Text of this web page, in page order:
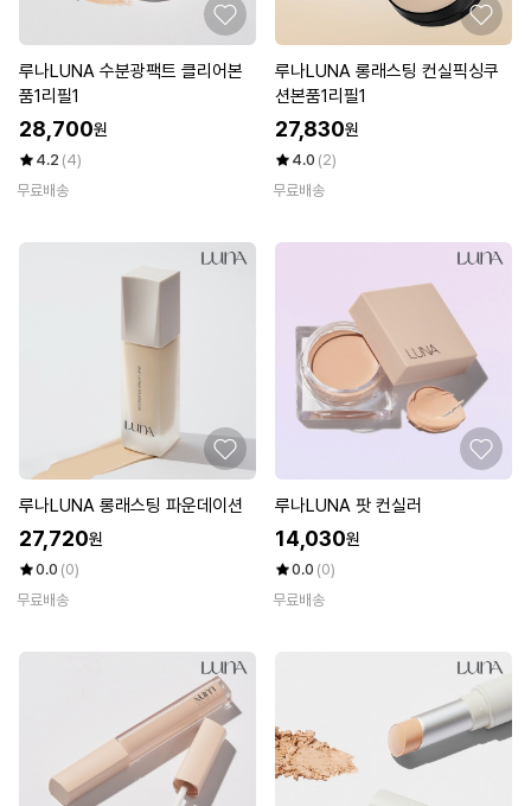
루나LUNA 수분광팩트 클리어본
품1리필1
28,700원
4.2 (4)
무료배송
루나LUNA 롱래스팅 컨실픽싱쿠
션본품1리필1
27,830원
4.0 (2)
무료배송
루나LUNA 롱래스팅 파운데이션
27,720원
0.0 (0)
무료배송
루나LUNA 팟 컨실러
14,030원
0.0 (0)
무료배송